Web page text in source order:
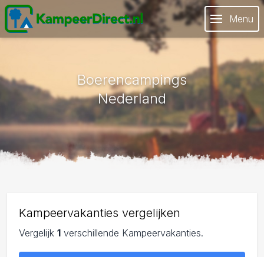
Menu
Boerencampings
Nederland
Kampeervakanties vergelijken
Vergelijk 1 verschillende Kampeervakanties.